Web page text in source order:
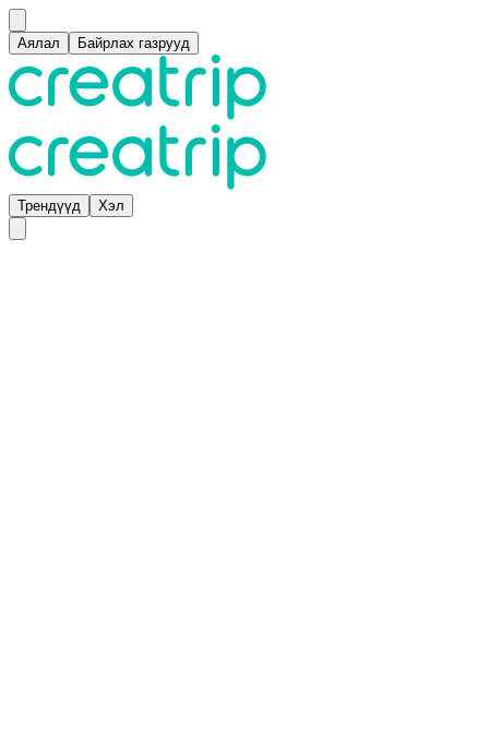
Аялал Байрлах газрууд
Трендүүд Хэл